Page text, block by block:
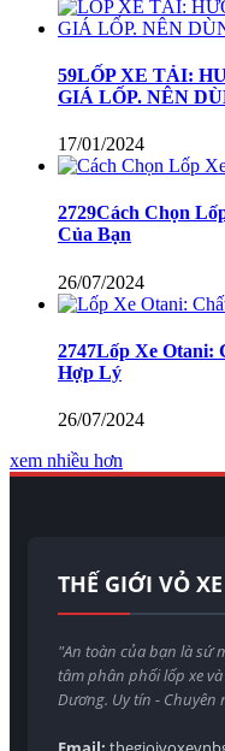
59LỐP XE TẢI:
GIÁ LỐP. NÊN
17/01/2024
2729Cách Chọn
Của Bạn
26/07/2024
2747Lốp Xe
Hợp Lý
26/07/2024
xem nhiều hơn
THẾ GIỚI VỎ
"An toàn của bạn là sứ
tâm phân phối lốp xe
Dương. Uy tín - Chuyên